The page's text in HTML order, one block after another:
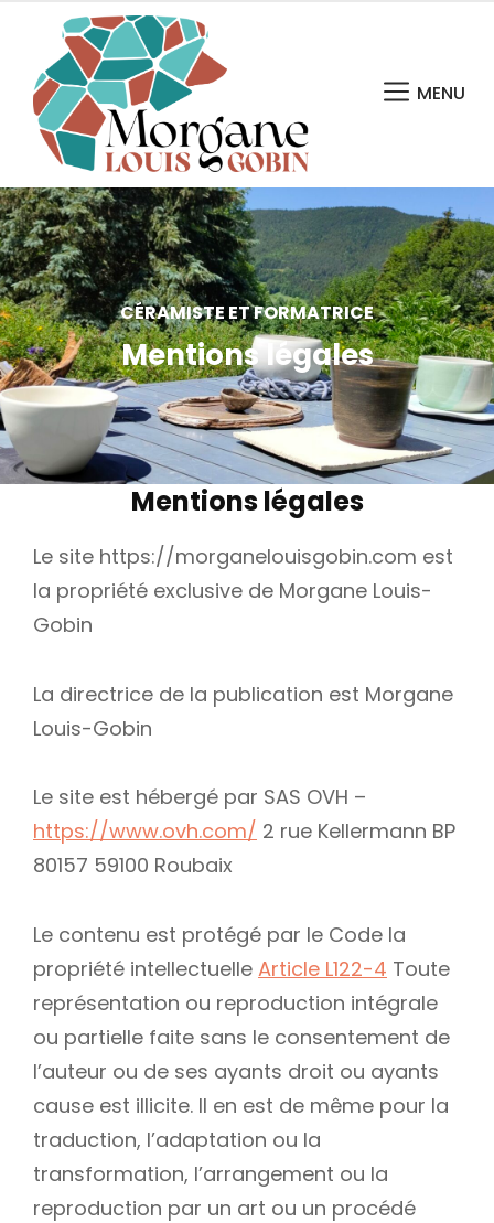
MENU
CÉRAMISTE ET FORMATRICE
Mentions légales
Mentions légales
Le site https://morganelouisgobin.com est
la propriété exclusive de Morgane Louis-
Gobin
La directrice de la publication est Morgane
Louis-Gobin
Le site est hébergé par SAS OVH –
https://www.ovh.com/ 2 rue Kellermann BP
80157 59100 Roubaix
Le contenu est protégé par le Code la
propriété intellectuelle Article L122-4 Toute
représentation ou reproduction intégrale
ou partielle faite sans le consentement de
l’auteur ou de ses ayants droit ou ayants
cause est illicite. Il en est de même pour la
traduction, l’adaptation ou la
transformation, l’arrangement ou la
reproduction par un art ou un procédé